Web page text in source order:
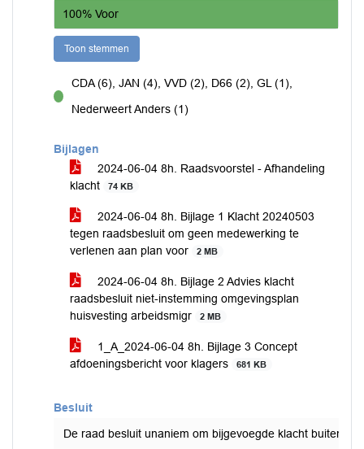
100% Voor
Toon stemmen
voor
CDA (6), JAN (4), VVD (2), D66 (2), GL (1),
Nederweert Anders (1)
Bijlagen
2024-06-04 8h. Raadsvoorstel - Afhandeling
klacht
74 KB
2024-06-04 8h. Bijlage 1 Klacht 20240503
tegen raadsbesluit om geen medewerking te
verlenen aan plan voor
2 MB
2024-06-04 8h. Bijlage 2 Advies klacht
raadsbesluit niet-instemming omgevingsplan
huisvesting arbeidsmigr
2 MB
1_A_2024-06-04 8h. Bijlage 3 Concept
afdoeningsbericht voor klagers
681 KB
Besluit
De raad besluit unaniem om bijgevoegde klacht buiten